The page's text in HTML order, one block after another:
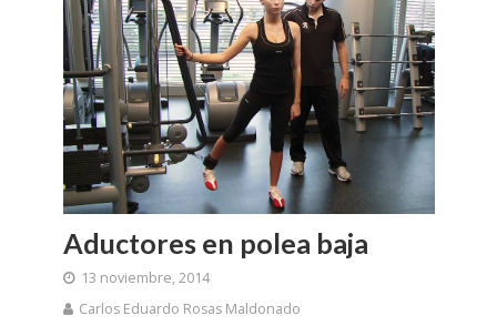
Aductores en polea baja
13 noviembre, 2014
Carlos Eduardo Rosas Maldonado